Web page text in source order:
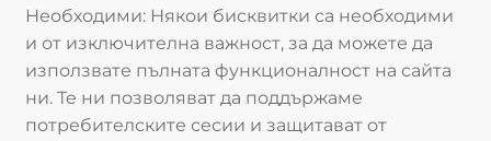
Необходими: Някои бисквитки са необходими
и от изключителна важност, за да можете да
използвате пълната функционалност на сайта
ни. Те ни позволяват да поддържаме
потребителските сесии и защитават от